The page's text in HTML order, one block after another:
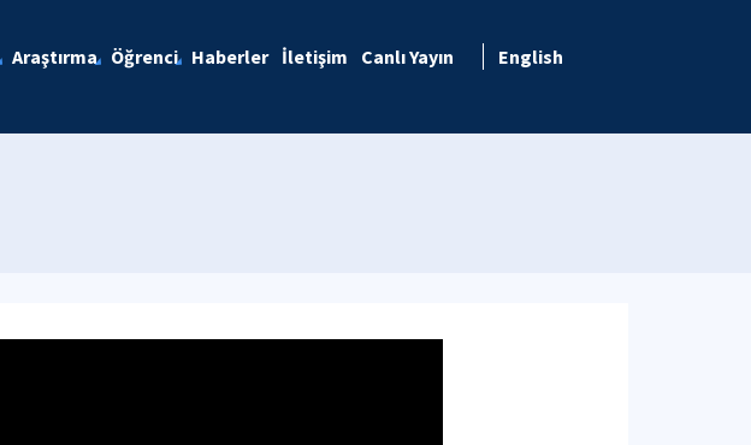
Araştırma Öğrenci Haberler İletişim Canlı Yayın English